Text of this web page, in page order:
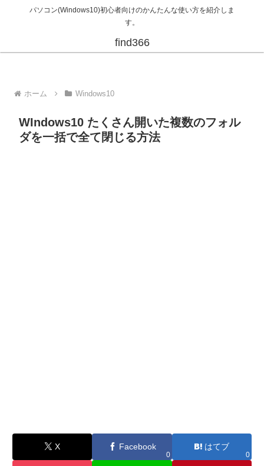
パソコン(Windows10)初心者向けのかんたんな使い方を紹介しま
す。
find366
ホーム Windows10
WIndows10 たくさん開いた複数のフォル
ダを一括で全て閉じる方法
X Facebook
0
はてブ
0